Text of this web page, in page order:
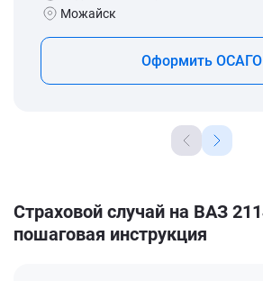
Можайск
Оформить ОСАГО
Страховой случай на ВАЗ
пошаговая инструкция